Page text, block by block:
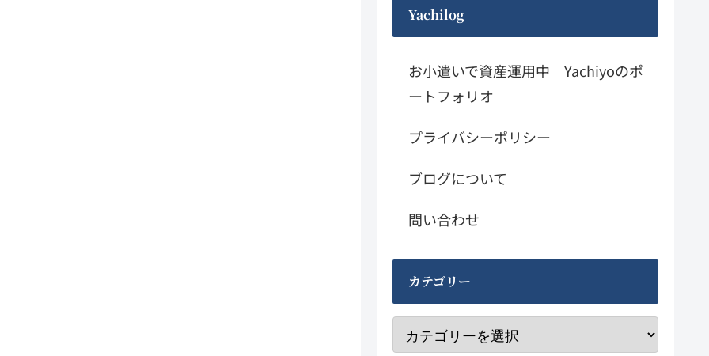
Yachilog
お小遣いで資産運用中 Yachiyoのポ
ートフォリオ
プライバシーポリシー
ブログについて
問い合わせ
カテゴリー